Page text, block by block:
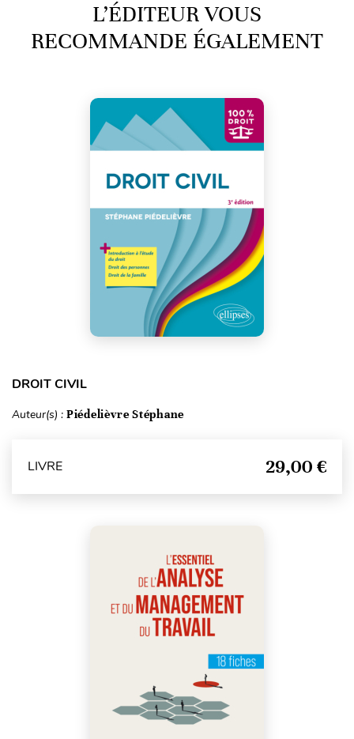
L’ÉDITEUR VOUS
RECOMMANDE ÉGALEMENT
DROIT CIVIL
Auteur(s) : Piédelièvre Stéphane
LIVRE 29,00 €